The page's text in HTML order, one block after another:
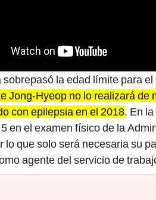
sobrepasó la edad límite para
Jong-Hyeop no lo realizará de
con epilepsia en el 2018. En
en el examen físico de la
lo que solo será necesaria su
agente del servicio de